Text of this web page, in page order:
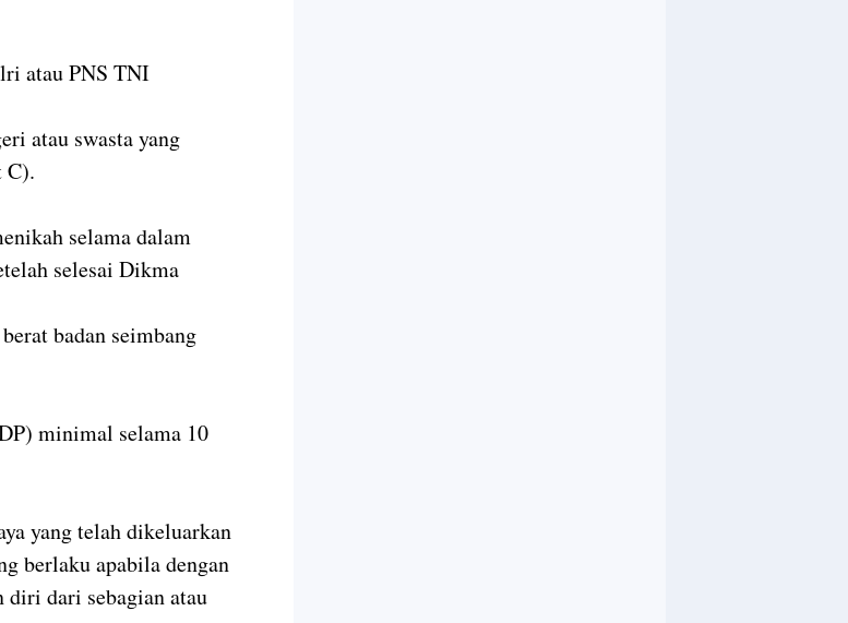
atau PNS TNI
atau swasta yang
C).
selama dalam
selesai Dikma
badan seimbang
minimal selama 10
yang telah dikeluarkan
berlaku apabila dengan
diri dari sebagian atau